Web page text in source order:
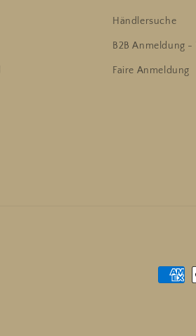
Händlersuche
B2B Anmeldung -
Faire Anmeldung